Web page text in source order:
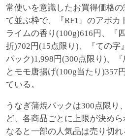
常使いを意識したお買得価格
て並ぶ枠で、『RF1』のアボ
ライムの香り(100g)616円、『
折)702円(15点限り)、『ての字
パック)1,998円(300点限り)、
とモモ唐揚げ(100g当たり)357
ている。
うなぎ蒲焼パックは300点限り
ど、各商品ごとに上限が決め
なると一部の人気品は売り切れ